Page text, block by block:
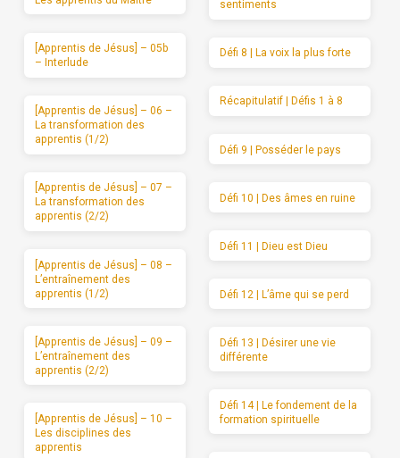
[Apprentis de Jésus] – 05b
– Interlude
[Apprentis de Jésus] – 06 –
La transformation des
apprentis (1/2)
[Apprentis de Jésus] – 07 –
La transformation des
apprentis (2/2)
[Apprentis de Jésus] – 08 –
L’entraînement des
apprentis (1/2)
[Apprentis de Jésus] – 09 –
L’entraînement des
apprentis (2/2)
[Apprentis de Jésus] – 10 –
Les disciplines des
apprentis
sentiments
Défi 8 | La voix la plus forte
Récapitulatif | Défis 1 à 8
Défi 9 | Posséder le pays
Défi 10 | Des âmes en ruine
Défi 11 | Dieu est Dieu
Défi 12 | L’âme qui se perd
Défi 13 | Désirer une vie
différente
Défi 14 | Le fondement de la
formation spirituelle